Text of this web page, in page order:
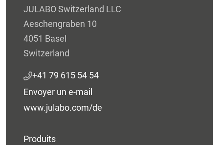
JULABO Switzerland LLC
Aeschengraben 10
4051 Basel
Switzerland
+41 79 615 54 54
Envoyer un e-mail
www.julabo.com/de
Produits